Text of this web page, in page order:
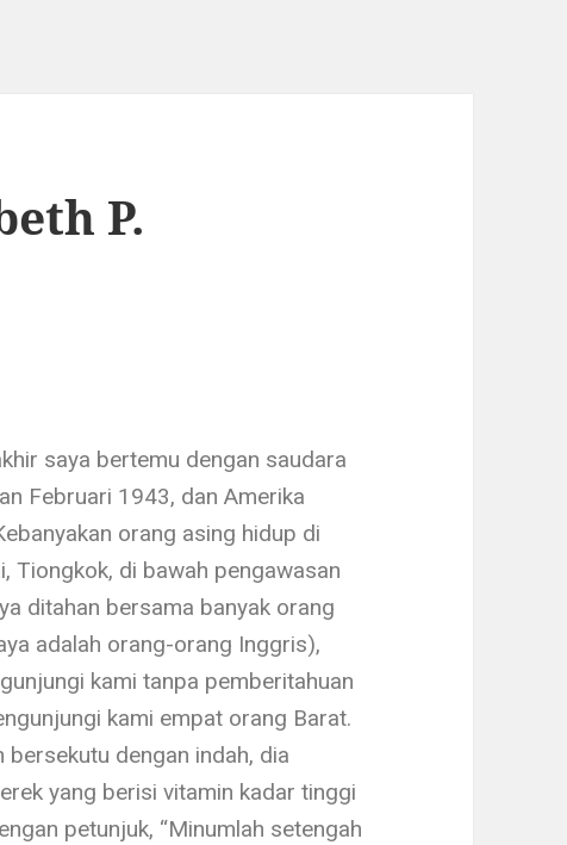
P.
saya bertemu dengan saudara
Februari 1943, dan Amerika
orang asing hidup di
Tiongkok, di ba­wah pengawasan
ditahan bersama banyak orang
adalah orang-orang Inggris),
kami tanpa pem­beritahuan
kami empat orang Barat.
bersekutu dengan indah, dia
yang berisi vitamin kadar tinggi
petunjuk, “Minumlah setengah